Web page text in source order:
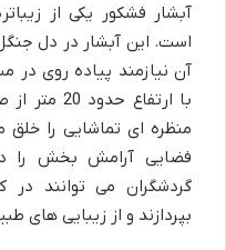
آبشار فشکور یکی از
است. این آبشار در دل
آن نیازمند پیاده روی در
با ارتفاع
منظره ای تماشایی را
فضایی آرامش بخش را
گردشگران می توانند در
بپردازند و از زیبایی های